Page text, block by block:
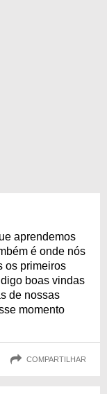
aprendemos
é onde nós
os primeiros
boas vindas
de nossas
momento
COMPARTILHAR